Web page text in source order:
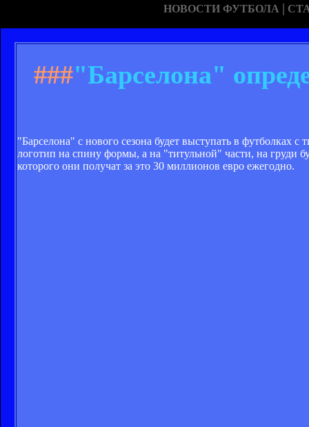
НОВОСТИ ФУТБОЛА |
###"Барселона"
"Барселона" с нового сезона будет выступать в
логотип на спину формы, а на "титульной" части, на груди
которого они получат за это 30 миллионов евро ежегодно.